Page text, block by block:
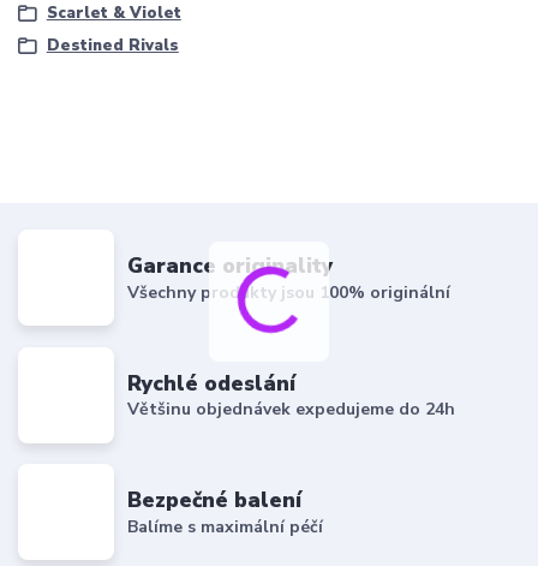
Scarlet & Violet
Destined Rivals
Garance originality
Všechny produkty jsou 100% originální
Rychlé odeslání
Většinu objednávek expedujeme do 24h
Bezpečné balení
Balíme s maximální péčí